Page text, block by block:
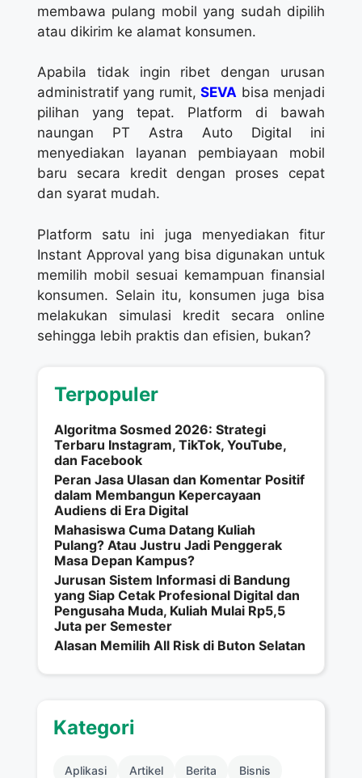
membawa pulang mobil yang sudah dipilih
atau dikirim ke alamat konsumen.
Apabila tidak ingin ribet dengan urusan
administratif yang rumit,SEVA bisa menjadi
pilihan yang tepat. Platform di bawah
naungan PT Astra Auto Digital ini
menyediakan layanan pembiayaan mobil
baru secara kredit dengan proses cepat
dan syarat mudah.
Platform satu ini juga menyediakan fitur
Instant Approval yang bisa digunakan untuk
memilih mobil sesuai kemampuan finansial
konsumen. Selain itu, konsumen juga bisa
melakukan simulasi kredit secara online
sehingga lebih praktis dan efisien, bukan?
Terpopuler
Algoritma Sosmed 2026: Strategi
Terbaru Instagram, TikTok, YouTube,
dan Facebook
Peran Jasa Ulasan dan Komentar Positif
dalam Membangun Kepercayaan
Audiens di Era Digital
Mahasiswa Cuma Datang Kuliah
Pulang? Atau Justru Jadi Penggerak
Masa Depan Kampus?
Jurusan Sistem Informasi di Bandung
yang Siap Cetak Profesional Digital dan
Pengusaha Muda, Kuliah Mulai Rp5,5
Juta per Semester
Alasan Memilih All Risk di Buton Selatan
Kategori
Aplikasi Artikel Berita Bisnis